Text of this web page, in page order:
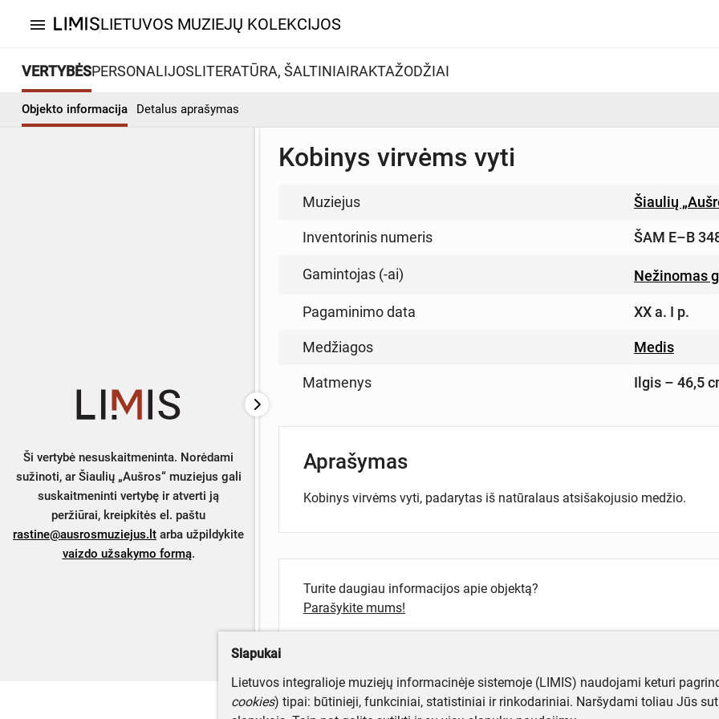
menu LIETUVOS MUZIEJŲ KOLEKCIJOS
VERTYBĖSPERSONALIJOSLITERATŪRA, ŠALTINIAIRAKTAŽODŽIAI
Objekto informacija Detalus aprašymas
Ši vertybė nesuskaitmeninta. Norėdami
sužinoti, ar Šiaulių „Aušros“ muziejus gali
suskaitmeninti vertybę ir atverti ją
peržiūrai, kreipkitės el. paštu
rastine@ausrosmuziejus.lt arba užpildykite
vaizdo užsakymo formą.
Kobinys virvėms vyti
Muziejus Šiaulių
Inventorinis numeris ŠAM E–B
Gamintojas (-ai) Nežinomas
Pagaminimo data XX a. I p.
Medžiagos Medis
Matmenys Ilgis – 46,5
Aprašymas
Kobinys virvėms vyti, padarytas iš natūralaus atsišakojusio medžio.
Turite daugiau informacijos apie objektą?
Parašykite mums!
Slapukai
Lietuvos integralioje muziejų informacinėje sistemoje (LIMIS) naudojami keturi
cookies) tipai: būtinieji, funkciniai, statistiniai ir rinkodariniai. Naršydami toliau Jūs